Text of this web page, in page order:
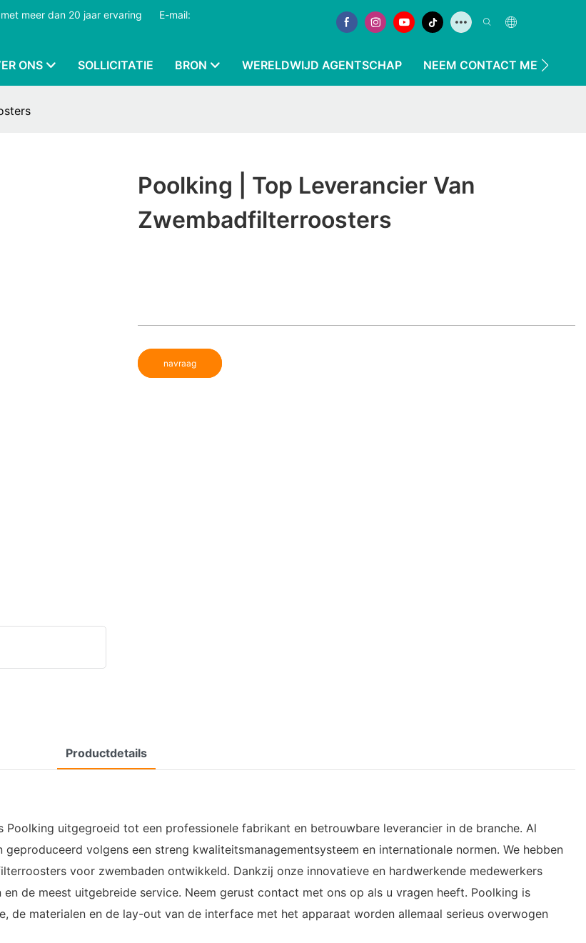
meer dan 20 jaar ervaring
E-mail:
ONS SOLLICITATIE BRON WERELDWIJD AGENTSCHAP NEEM CONTACT MET ONS
Poolking | Top Leverancier Van
Zwembadfilterroosters
navraag
Productdetails
uitgegroeid tot een professionele fabrikant en betrouwbare leverancier in de branche. Al
volgens een streng kwaliteitsmanagementsysteem en internationale normen. We hebben
voor zwembaden ontwikkeld. Dankzij onze innovatieve en hardwerkende medewerkers
de meest uitgebreide service. Neem gerust contact met ons op als u vragen heeft. Poolking is
materialen en de lay-out van de interface met het apparaat worden allemaal serieus overwogen